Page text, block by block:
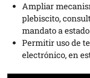
Ampliar
plebiscito,
mandato a
Permitir uso de
electrónico, en